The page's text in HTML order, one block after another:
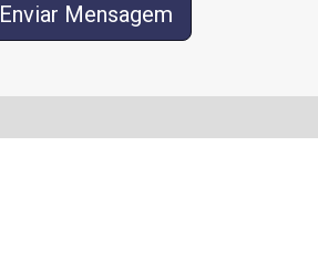
Enviar Mensagem